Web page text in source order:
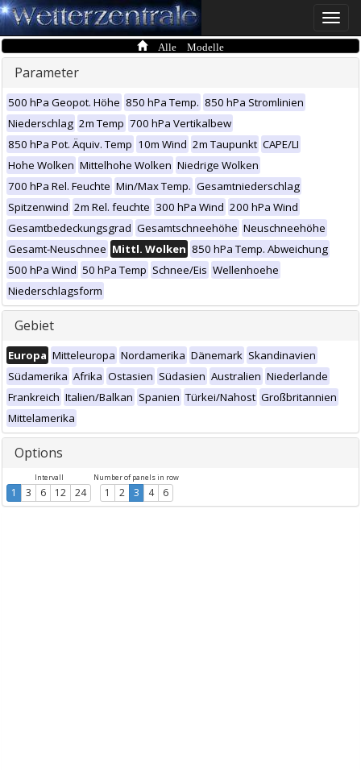
Toggle
Alle Modelle
Parameter
500 hPa Geopot. Höhe 850 hPa Temp. 850 hPa Stromlinien
Niederschlag 2m Temp 700 hPa Vertikalbew
850 hPa Pot. Äquiv. Temp 10m Wind 2m Taupunkt CAPE/LI
Hohe Wolken Mittelhohe Wolken Niedrige Wolken
700 hPa Rel. Feuchte Min/Max Temp. Gesamtniederschlag
Spitzenwind 2m Rel. feuchte 300 hPa Wind 200 hPa Wind
Gesamtbedeckungsgrad Gesamtschneehöhe Neuschneehöhe
Gesamt-Neuschnee Mittl. Wolken 850 hPa Temp. Abweichung
500 hPa Wind 50 hPa Temp Schnee/Eis Wellenhoehe
Niederschlagsform
Gebiet
Europa Mitteleuropa Nordamerika Dänemark Skandinavien
Südamerika Afrika Ostasien Südasien Australien Niederlande
Frankreich Italien/Balkan Spanien Türkei/Nahost Großbritannien
Mittelamerika
Options
Intervall
1 3 6 12 24
Number of panels in row
1 2 3 4 6